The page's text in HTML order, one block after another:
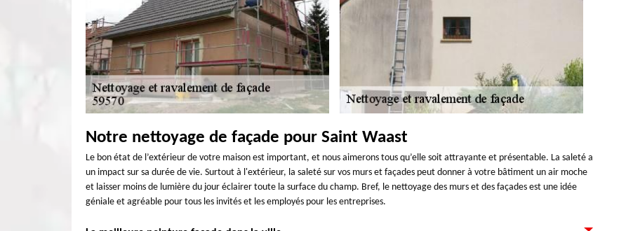
Notre nettoyage de façade pour Saint Waast
Le bon état de l’extérieur de votre maison est important, et nous aimerons tous qu’elle soit attrayante et présentable. La saleté a
un impact sur sa durée de vie. Surtout à l'extérieur, la saleté sur vos murs et façades peut donner à votre bâtiment un air moche
et laisser moins de lumière du jour éclairer toute la surface du champ. Bref, le nettoyage des murs et des façades est une idée
géniale et agréable pour tous les invités et les employés pour les entreprises.